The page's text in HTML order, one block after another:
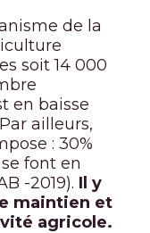
de la
soit 14 000
en baisse
ailleurs,
: 30%
font en
-2019). Il y
maintien et
agricole.